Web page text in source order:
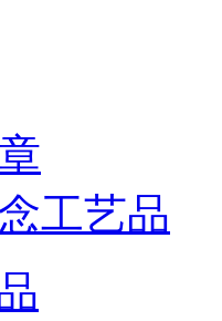
工艺品